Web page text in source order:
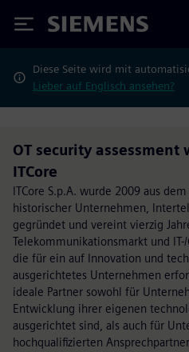
Siemens
Diese Seite wird mit
Lieber auf Englisch ansehen?
OT security
ITCore
ITCore S.p.A. wurde 2009 aus
historischer Unternehmen,
gegründet und vereint vierzig
Telekommunikationsmarkt und
die für ein auf Innovation und
ausgerichtetes Unternehmen
ideale Partner sowohl für
Entwicklung ihrer eigenen
ausgerichtet sind, als auch für
hochqualifizierten